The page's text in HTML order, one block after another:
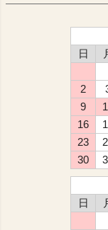
日
2
9
16
23
30
日